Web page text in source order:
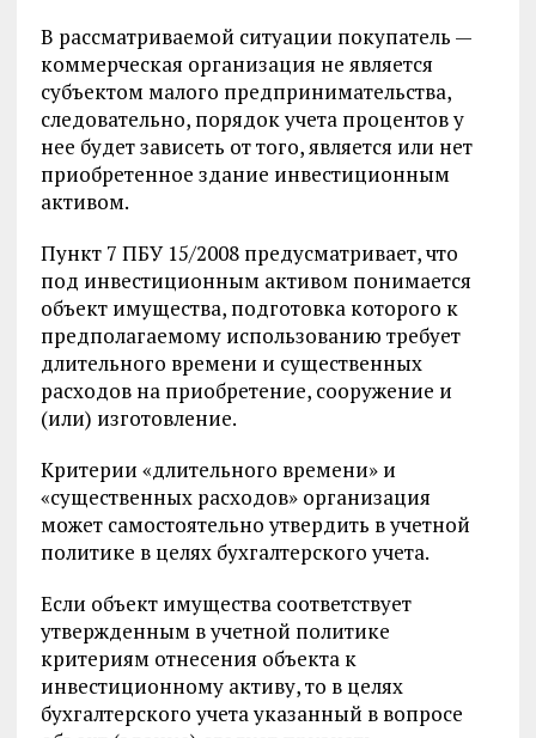
В рассматриваемой ситуации покупатель —
коммерческая организация не является
субъектом малого предпринимательства,
следовательно, порядок учета процентов у
нее будет зависеть от того, является или нет
приобретенное здание инвестиционным
активом.
Пункт 7 ПБУ 15/2008 предусматривает, что
под инвестиционным активом понимается
объект имущества, подготовка которого к
предполагаемому использованию требует
длительного времени и существенных
расходов на приобретение, сооружение и
(или) изготовление.
Критерии «длительного времени» и
«существенных расходов» организация
может самостоятельно утвердить в учетной
политике в целях бухгалтерского учета.
Если объект имущества соответствует
утвержденным в учетной политике
критериям отнесения объекта к
инвестиционному активу, то в целях
бухгалтерского учета указанный в вопросе